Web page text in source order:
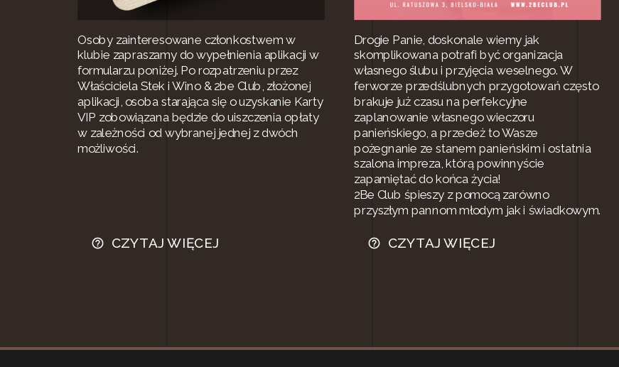
Osoby zainteresowane członkostwem w
klubie zapraszamy do wypełnienia aplikacji w
formularzu poniżej. Po rozpatrzeniu przez
Właściciela Stek i Wino & 2be Club, złożonej
aplikacji, osoba starająca się o uzyskanie Karty
VIP zobowiązana będzie do uiszczenia opłaty
w zależności od wybranej jednej z dwóch
możliwości.
help_outline CZYTAJ WIĘCEJ
Drogie Panie, doskonale wiemy jak
skomplikowana potrafi być organizacja
własnego ślubu i przyjęcia weselnego. W
ferworze przedślubnych przygotowań często
brakuje już czasu na perfekcyjne
zaplanowanie własnego wieczoru
panieńskiego, a przecież to Wasze
pożegnanie ze stanem panieńskim i ostatnia
szalona impreza, którą powinnyście
zapamiętać do końca życia!
2Be Club śpieszy z pomocą zarówno
przyszłym pannom młodym jak i świadkowym.
help_outline CZYTAJ WIĘCEJ